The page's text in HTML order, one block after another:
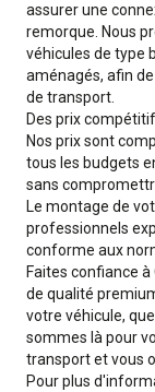
assurer une
remorque. Nous
véhicules de type
aménagés, afin
de transport.
Des prix
Nos prix sont
tous les budgets
sans
Le montage de
professionnels
conforme aux
Faites confiance
de qualité
votre véhicule,
sommes là pour
transport et vous
Pour plus